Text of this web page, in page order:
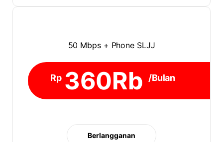
50 Mbps + Phone SLJJ
Rp 360Rb /Bulan
Berlangganan